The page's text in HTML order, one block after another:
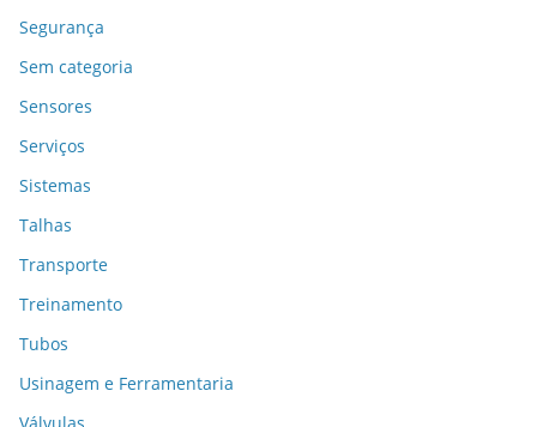
Segurança
Sem categoria
Sensores
Serviços
Sistemas
Talhas
Transporte
Treinamento
Tubos
Usinagem e Ferramentaria